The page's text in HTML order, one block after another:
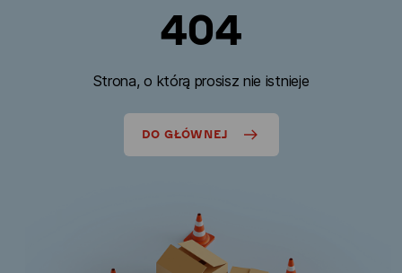
404
Strona, o którą prosisz nie istnieje
DO GŁÓWNEJ